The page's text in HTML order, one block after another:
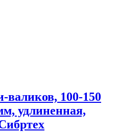
100-150
удлиненная,